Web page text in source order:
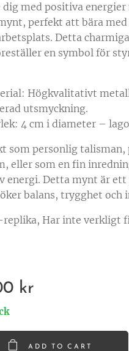
dig med positiva
perfekt att bära
Detta
en symbol för
Högkvalitativt
utsmyckning.
4 cm i diameter –
som personlig
eller som en fin
energi. Detta mynt är
balans, trygghet och
Har inte verkligt
kr
ADD TO CART